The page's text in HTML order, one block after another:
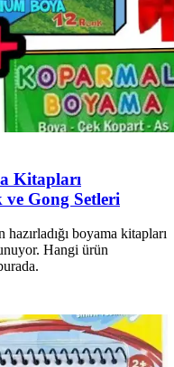
Kitapları
ve Gong Setleri
boyama kitapları
Hangi ürün